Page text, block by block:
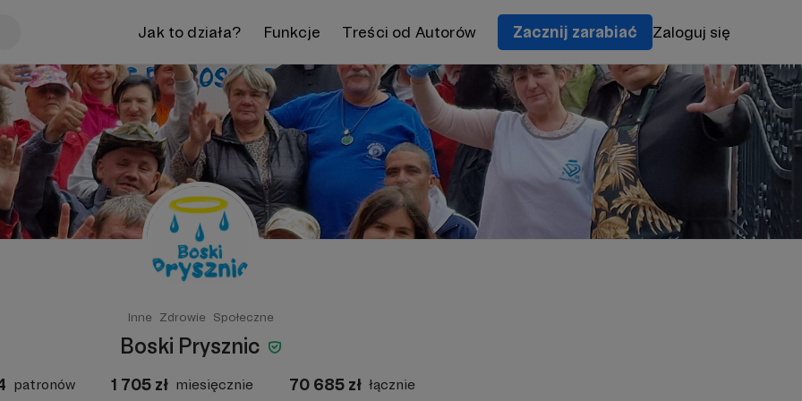
Jak to działa? Funkcje Treści od Autorów Zacznij zarabiać Zaloguj się
Inne Zdrowie Społeczne
Boski Prysznic
patronów 1 705 zł miesięcznie 70 685 zł łącznie